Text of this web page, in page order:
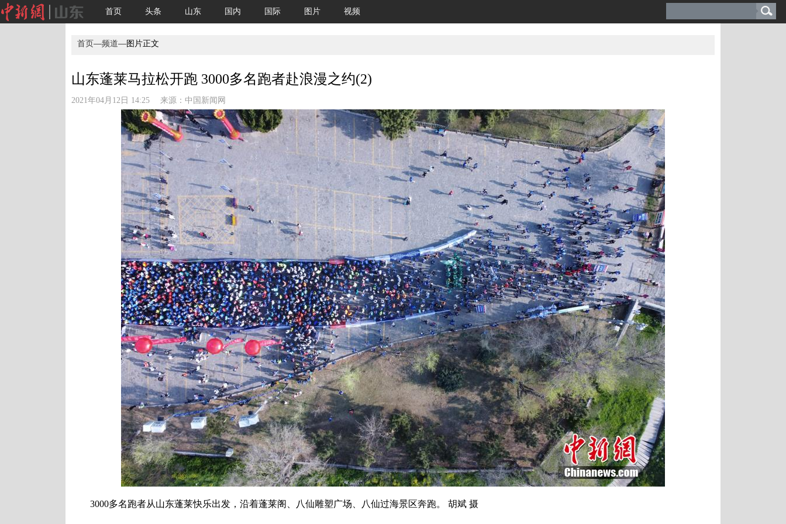
首页 头条 山东 国内 国际 图片 视频
首页—频道—图片正文
山东蓬莱马拉松开跑 3000多名跑者赴浪漫之约(2)
2021年04月12日 14:25 来源： 中国新闻网
3000多名跑者从山东蓬莱快乐出发，沿着蓬莱阁、八仙雕塑广场、八仙过海景区奔跑。 胡斌 摄